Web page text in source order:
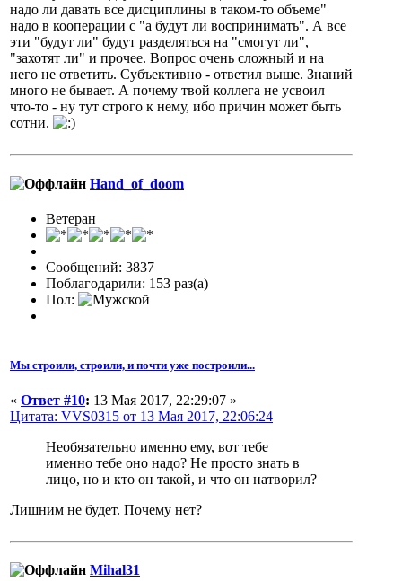
надо ли давать все дисциплины в таком-то объеме"
надо в кооперации с "а будут ли воспринимать". А все
эти "будут ли" будут разделяться на "смогут ли",
"захотят ли" и прочее. Вопрос очень сложный и на
него не ответить. Субъективно - ответил выше. Знаний
много не бывает. А почему твой коллега не усвоил
что-то - ну тут строго к нему, ибо причин может быть
сотни.
Hand_of_doom
Ветеран
Сообщений: 3837
Поблагодарили: 153 раз(а)
Пол:
Мы строили, строили, и почти уже построили...
« Ответ #10: 13 Мая 2017, 22:29:07 »
Цитата: VVS0315 от 13 Мая 2017, 22:06:24
Необязательно именно ему, вот тебе
именно тебе оно надо? Не просто знать в
лицо, но и кто он такой, и что он натворил?
Лишним не будет. Почему нет?
Mihal31